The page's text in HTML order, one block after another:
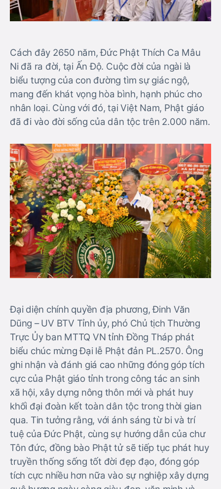
Cách đây 2650 năm, Đức Phật Thích Ca Mâu
Ni đã ra đời, tại Ấn Độ. Cuộc đời của ngài là
biểu tượng của con đường tìm sự giác ngộ,
mang đến khát vọng hòa bình, hạnh phúc cho
nhân loại. Cùng với đó, tại Việt Nam, Phật giáo
đã đi vào đời sống của dân tộc trên 2.000 năm.
Đại diện chính quyền địa phương, Đinh Văn
Dũng – UV BTV Tỉnh ủy, phó Chủ tịch Thường
Trực Ủy ban MTTQ VN tỉnh Đồng Tháp phát
biểu chúc mừng Đại lễ Phật đản PL.2570. Ông
ghi nhận và đánh giá cao những đóng góp tích
cực của Phật giáo tỉnh trong công tác an sinh
xã hội, xây dựng nông thôn mới và phát huy
khối đại đoàn kết toàn dân tộc trong thời gian
qua. Tin tưởng rằng, với ánh sáng từ bi và trí
tuệ của Đức Phật, cùng sự hướng dẫn của chư
Tôn đức, đồng bào Phật tử sẽ tiếp tục phát huy
truyền thống sống tốt đời đẹp đạo, đóng góp
tích cực nhiều hơn nữa vào sự nghiệp xây dựng